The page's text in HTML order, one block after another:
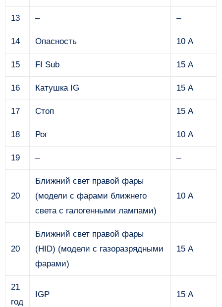
13 – –
14 Опасность 10 А
15 FI Sub 15 А
16 Катушка IG 15 А
17 Стоп 15 А
18 Рог 10 А
19 – –
20
Ближний свет правой фары
(модели с фарами ближнего
света с галогенными лампами)
10 А
20
Ближний свет правой фары
(HID) (модели с газоразрядными
фарами)
15 А
21
год
IGP 15 А